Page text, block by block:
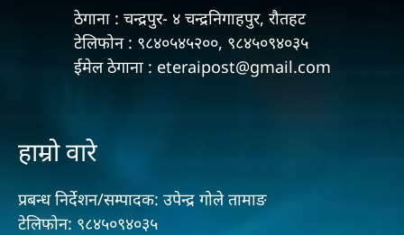
ठेगाना : चन्द्रपुर- ४ चन्द्रनिगाहपुर, रौतहट
टेलिफोन : ९८४०५४५२००, ९८४५०९४०३५
ईमेल ठेगाना : eteraipost@gmail.com
हाम्रो वारे
प्रबन्ध निर्देशन/सम्पादक: उपेन्द्र गोले तामाङ
टेलिफोन: ९८४५०९४०३५